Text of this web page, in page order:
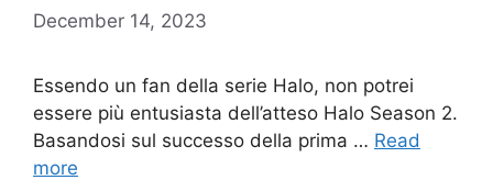
December 14, 2023
Essendo un fan della serie Halo, non potrei
essere più entusiasta dell’atteso Halo Season 2.
Basandosi sul successo della prima … Read
more